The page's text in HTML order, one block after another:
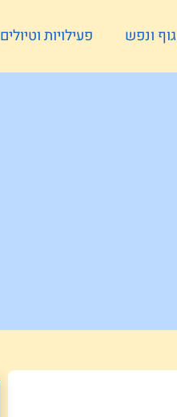
גוף ונפש פעילויות וטיולים